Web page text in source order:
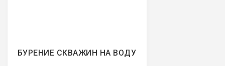
БУРЕНИЕ СКВАЖИН НА ВОДУ